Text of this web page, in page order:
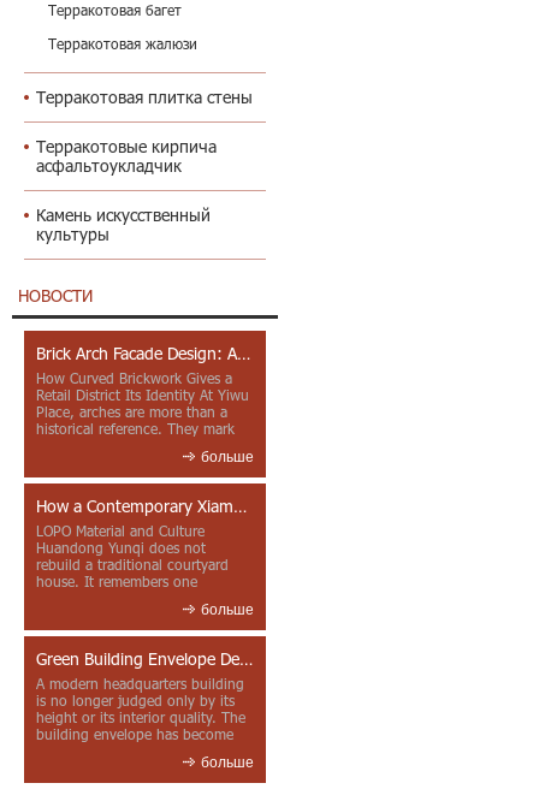
Терракотовая багет
Терракотовая жалюзи
Терракотовая плитка стены
Терракотовые кирпича
асфальтоукладчик
Камень искусственный
культуры
НОВОСТИ
Brick Arch Facade Design: A Closer Look at Yiwu Place
How Curved Brickwork Gives a
Retail District Its Identity At Yiwu
Place, arches are more than a
historical reference. They mark
больше
How a Contemporary Xiamen Project Reframes Minnan Red Brick
LOPO Material and Culture
Huandong Yunqi does not
rebuild a traditional courtyard
house. It remembers one
больше
Green Building Envelope Design: Clay Sunscreen Fins for Modern Headquarters Architecture
A modern headquarters building
is no longer judged only by its
height or its interior quality. The
building envelope has become
больше